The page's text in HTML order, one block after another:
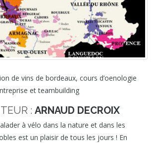
de vins de bordeaux, cours d’oenologie
et teambuilding
: ARNAUD DECROIX
à vélo dans la nature et dans les
est un plaisir de tous les jours ! En